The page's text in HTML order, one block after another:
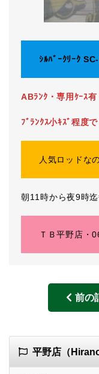
ｼﾙﾊﾞｰｸﾘｰｸ
ABﾗﾝｸ・専用ｹｰｽ有
ﾌﾞﾗﾝｸｽ小ｷｽﾞ程度
人気ロッドな
朝11時から夜9時
ＴＢ平野店・
前の
平野店（